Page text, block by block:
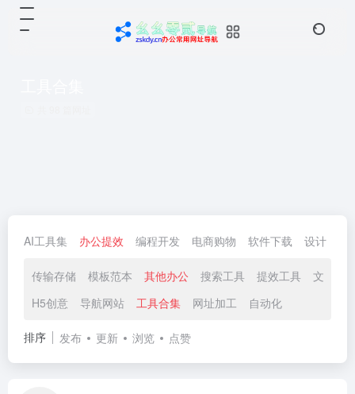
AI工具集 办公提效 编程开发 电商购物 软件下载 设计
传输存储 模板范本 其他办公 搜索工具 提效工具
文件工
H5创意
导航网站 工具合集 网址加工 自动化
排序 发布 更新 浏览 点赞